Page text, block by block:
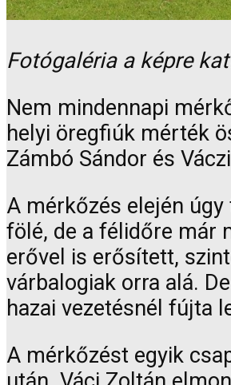
Fotógaléria a képre
Nem mindennapi
helyi öregfiúk mérték
Zámbó Sándor és
A mérkőzés elején
fölé, de a félidőre már
erővel is erősített,
várbalogiak orra alá.
hazai vezetésnél fújta
A mérkőzést egyik